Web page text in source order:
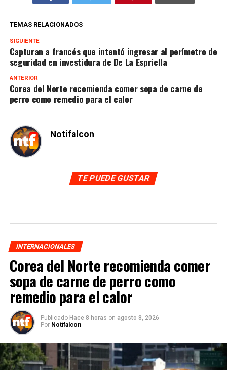
TEMAS RELACIONADOS
SIGUIENTE
Capturan a francés que intentó ingresar al perímetro de
seguridad en investidura de De La Espriella
ANTERIOR
Corea del Norte recomienda comer sopa de carne de
perro como remedio para el calor
Notifalcon
TE PUEDE GUSTAR
INTERNACIONALES
Corea del Norte recomienda comer
sopa de carne de perro como
remedio para el calor
Publicado Hace 8 horas on agosto 8, 2026
Por Notifalcon